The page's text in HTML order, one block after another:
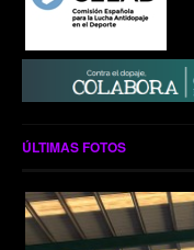
ÚLTIMAS FOTOS